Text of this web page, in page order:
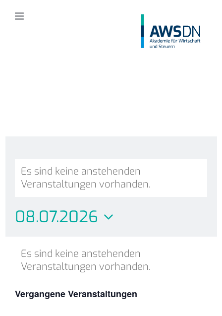
Inhalt
Es sind keine anstehenden
Veranstaltungen vorhanden.
08.07.2026
wählen.
Kalender
von
Es sind keine anstehenden
Veranstaltungen vorhanden.
Vergangene Veranstaltungen